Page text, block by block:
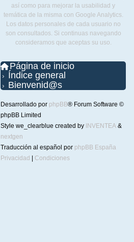
así como para mejorar la usabilidad y
temática de la misma con Google Analytics.
Los datos personales de cada usuario no
son consultados. Si continuas navegando
consideramos que aceptas su uso.
Página de inicio
Índice general
Bienvenid@s
Desarrollado por phpBB® Forum Software ©
phpBB Limited
Style we_clearblue created by INVENTEA &
nextgen
Traducción al español por phpBB España
Privacidad
Condiciones